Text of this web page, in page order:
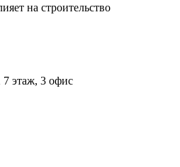
на строительство
7 этаж, 3 офис